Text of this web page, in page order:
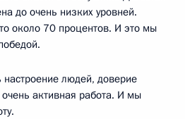
до очень низких уровней.
около 70 процентов. И это мы
настроение людей, доверие
активная работа. И мы